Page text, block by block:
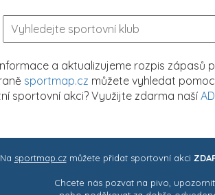
a aktualizujeme rozpis zápasů
sportmap.cz můžete vyhledat
sportovní akci? Využijte zdarma naší
sportmap.czmůžete přidat sportovní akci
Chcete nás pozvat na pivo,